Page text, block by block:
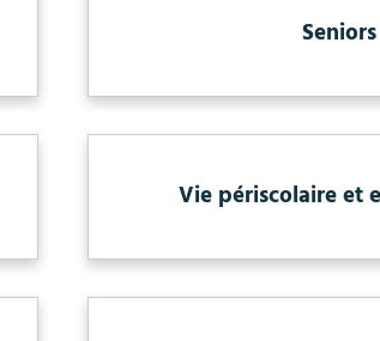
Seniors
Vie périscolaire et